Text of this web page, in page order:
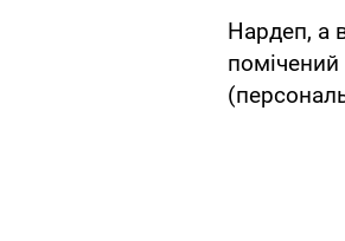
Нардеп, а
помічений